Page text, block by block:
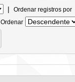
| Ordenar registros por
Ordenar